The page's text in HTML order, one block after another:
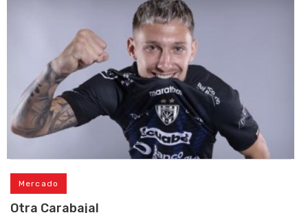
Mercado
Otra Carabajal